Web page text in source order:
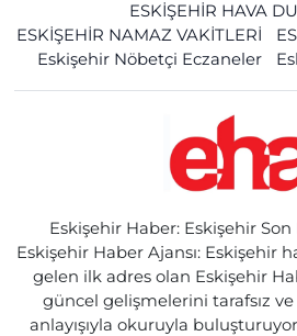
ESKİŞEHİR HAVA
ESKİŞEHİR NAMAZ VAKİTLERİ
Eskişehir Nöbetçi Eczaneler
Eskişehir Haber: Eskişehir
Eskişehir Haber Ajansı: Eskişehir
gelen ilk adres olan Eskişehir
güncel gelişmelerini tarafsız ve
anlayışıyla okuruyla